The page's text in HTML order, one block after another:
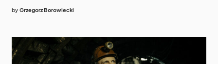
by Grzegorz Borowiecki